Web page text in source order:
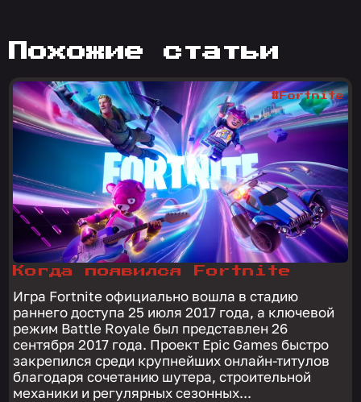
похожие статьи
Когда появился Fortnite
Игра Fortnite официально вошла в стадию
раннего доступа 25 июля 2017 года, а ключевой
режим Battle Royale был представлен 26
сентября 2017 года. Проект Epic Games быстро
закрепился среди крупнейших онлайн-титулов
благодаря сочетанию шутера, строительной
механики и регулярных сезонных...
#Fortnite